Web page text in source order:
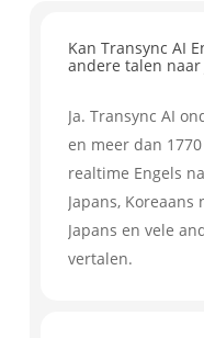
Kan Transync AI
andere talen naar
Ja. Transync AI
en meer dan
realtime Engels
Japans, Koreaans
Japans en vele
vertalen.